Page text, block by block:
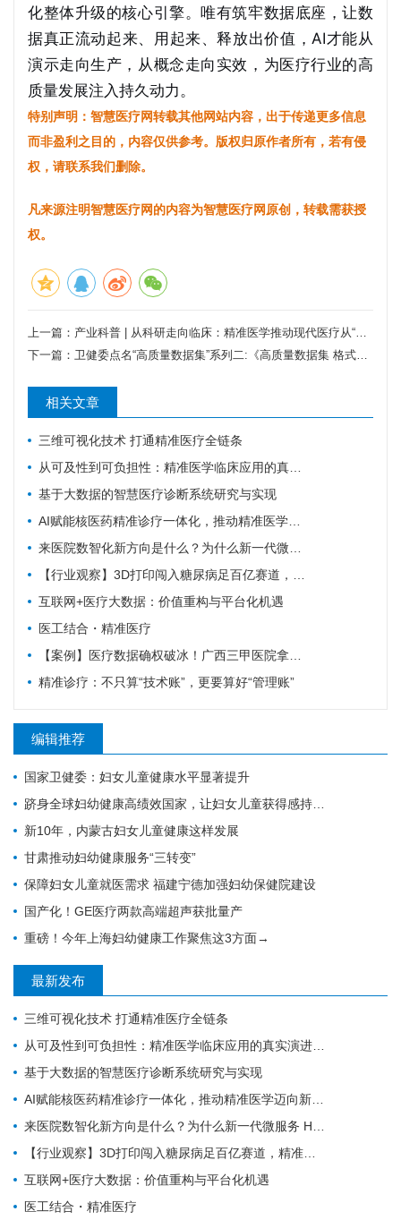
化整体升级的核心引擎。唯有筑牢数据底座，让数
据真正流动起来、用起来、释放出价值，AI才能从
演示走向生产，从概念走向实效，为医疗行业的高
质量发展注入持久动力。
特别声明：智慧医疗网转载其他网站内容，出于传递更多信息
而非盈利之目的，内容仅供参考。版权归原作者所有，若有侵
权，请联系我们删除。
凡来源注明智慧医疗网的内容为智慧医疗网原创，转载需获授
权。
上一篇： 产业科普 | 从科研走向临床：精准医学推动现代医疗从“千人一方”到“一人一策”
下一篇： 卫健委点名“高质量数据集”系列二:《高质量数据集 格式要求》：医疗数据产品真正进入“可流通、可复用、可训练”的关键一步
相关文章
三维可视化技术 打通精准医疗全链条
从可及性到可负担性：精准医学临床应用的真实演进与趋势前瞻
基于大数据的智慧医疗诊断系统研究与实现
AI赋能核医药精准诊疗一体化，推动精准医学迈向新阶段
来医院数智化新方向是什么？为什么新一代微服务 HIS/EMR 必须与医疗大数据 AI 平台深度融合？
【行业观察】3D打印闯入糖尿病足百亿赛道，精准医疗离大规模商用还有多远？
互联网+医疗大数据：价值重构与平台化机遇
医工结合・精准医疗
【案例】医疗数据确权破冰！广西三甲医院拿下双项专科数据产权证书，解锁智慧医疗新赛道
精准诊疗：不只算“技术账”，更要算好“管理账”
编辑推荐
国家卫健委：妇女儿童健康水平显著提升
跻身全球妇幼健康高绩效国家，让妇女儿童获得感持续增强
新10年，内蒙古妇女儿童健康这样发展
甘肃推动妇幼健康服务“三转变”
保障妇女儿童就医需求 福建宁德加强妇幼保健院建设
国产化！GE医疗两款高端超声获批量产
重磅！今年上海妇幼健康工作聚焦这3方面→
最新发布
三维可视化技术 打通精准医疗全链条
从可及性到可负担性：精准医学临床应用的真实演进与趋势前瞻
基于大数据的智慧医疗诊断系统研究与实现
AI赋能核医药精准诊疗一体化，推动精准医学迈向新阶段
来医院数智化新方向是什么？为什么新一代微服务 HIS/EMR 必须与医疗大数据 AI 平台深度融合？
【行业观察】3D打印闯入糖尿病足百亿赛道，精准医疗离大规模商用还有多远？
互联网+医疗大数据：价值重构与平台化机遇
医工结合・精准医疗